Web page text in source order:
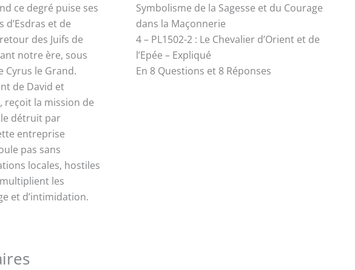
ce degré puise ses
d’Esdras et de
des Juifs de
notre ère, sous
Cyrus le Grand.
de David et
reçoit la mission de
détruit par
entreprise
pas sans
locales, hostiles
les
et d’intimidation.
Symbolisme de la Sagesse et du Courage
dans la Maçonnerie
4 – PL1502-2 : Le Chevalier d’Orient et de
l’Epée – Expliqué
En 8 Questions et 8 Réponses